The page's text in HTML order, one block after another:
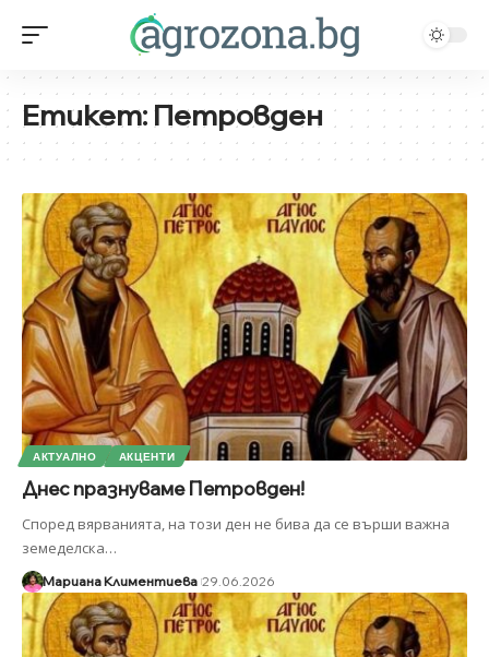
Етикет:Петровден
АКТУАЛНО АКЦЕНТИ
Днес празнуваме Петровден!
Според вярванията, на този ден не бива да се върши важна
земеделска…
Мариана Климентиева 29.06.2026